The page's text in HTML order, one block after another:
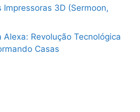
Impressoras 3D (Sermoon,
Alexa: Revolução Tecnológica
Casas